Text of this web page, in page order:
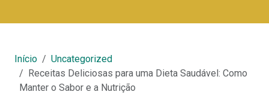
Início
Uncategorized
Receitas Deliciosas para uma Dieta Saudável: Como
Manter o Sabor e a Nutrição